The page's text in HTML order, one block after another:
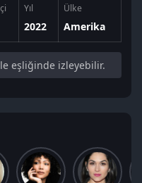
Yıl
2022
Ülke
Amerika
eşliğinde izleyebilir.